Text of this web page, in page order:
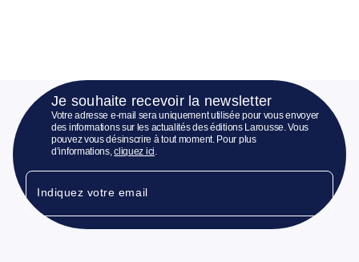
Je souhaite recevoir la newsletter
Votre adresse e-mail sera uniquement utilisée pour vous envoyer
des informations sur les actualités des éditions Larousse. Vous
pouvez vous désinscrire à tout moment. Pour plus
d’informations,cliquez ici.
Indiquez votre email